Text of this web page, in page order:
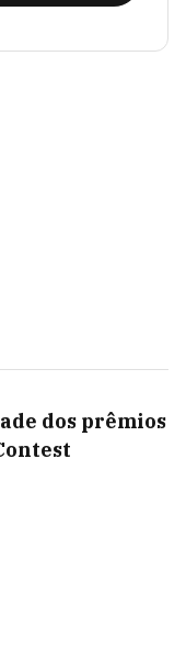
dos prêmios